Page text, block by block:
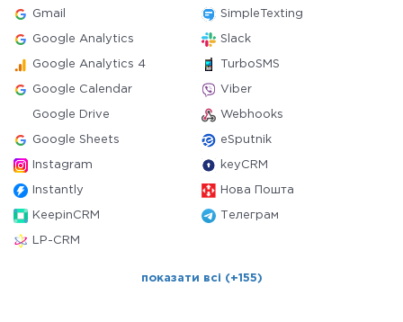
Gmail SimpleTexting
Google Analytics Slack
Google Analytics 4 TurboSMS
Google Calendar Viber
Google Drive Webhooks
Google Sheets eSputnik
Instagram keyCRM
Instantly Нова Пошта
KeepinCRM Телеграм
LP-CRM
показати всі (+155)